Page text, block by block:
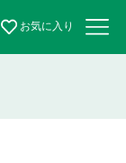
お気に入り